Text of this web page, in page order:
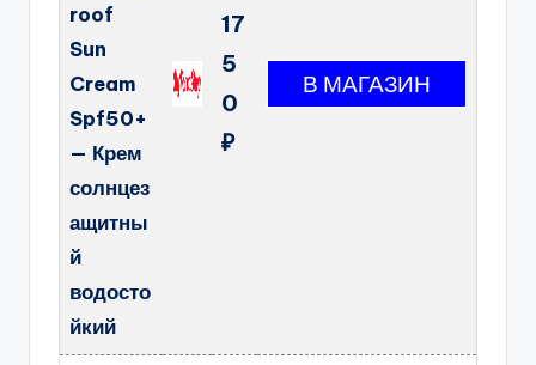
roof
Sun
Cream
Spf50+
— Крем
солнцез
ащитны
й
водосто
йкий
17
5
0
₽